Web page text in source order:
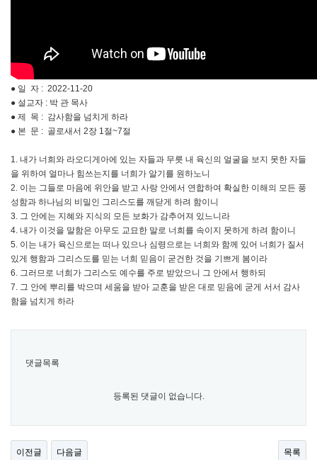
● 일 자 : 2022-11-20
● 설교자 : 박 관 목사
● 제 목 : 감사함을 넘치게 하라
● 본 문 : 골로새서 2장 1절~7절
1. 내가 너희와 라오디게아에 있는 자들과 무릇 내 육신의 얼굴을 보지 못한 자들
을 위하여 얼마나 힘쓰는지를 너희가 알기를 원하노니
2. 이는 그들로 마음에 위안을 받고 사랑 안에서 연합하여 확실한 이해의 모든 풍
성함과 하나님의 비밀인 그리스도를 깨닫게 하려 함이니
3. 그 안에는 지혜와 지식의 모든 보화가 감추어져 있느니라
4. 내가 이것을 말함은 아무도 교묘한 말로 너희를 속이지 못하게 하려 함이니
5. 이는 내가 육신으로는 떠나 있으나 심령으로는 너희와 함께 있어 너희가 질서
있게 행함과 그리스도를 믿는 너희 믿음이 굳건한 것을 기쁘게 봄이라
6. 그러므로 너희가 그리스도 예수를 주로 받았으니 그 안에서 행하되
7. 그 안에 뿌리를 박으며 세움을 받아 교훈을 받은 대로 믿음에 굳게 서서 감사
함을 넘치게 하라
댓글목록
등록된 댓글이 없습니다.
이전글 다음글 목록